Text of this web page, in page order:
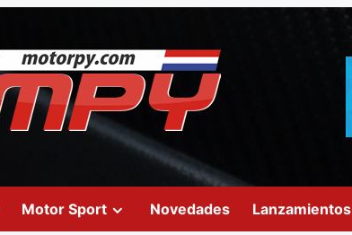
Motor Sport Novedades Lanzamientos